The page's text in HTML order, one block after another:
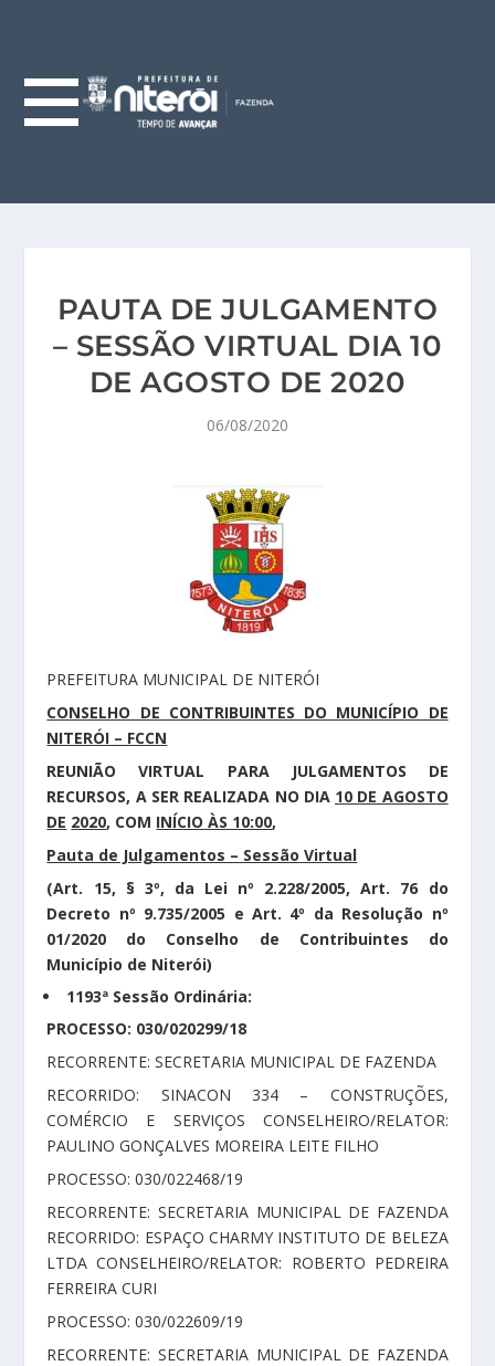
PAUTA DE JULGAMENTO
– SESSÃO VIRTUAL DIA 10
DE AGOSTO DE 2020
06/08/2020
PREFEITURA MUNICIPAL DE NITERÓI
CONSELHO DE CONTRIBUINTES DO MUNICÍPIO DE
NITERÓI – FCCN
REUNIÃO VIRTUAL PARA JULGAMENTOS DE
RECURSOS, A SER REALIZADA NO DIA 10 DE AGOSTO
DE 2020, COM INÍCIO ÀS 10:00,
Pauta de Julgamentos – Sessão Virtual
(Art. 15, § 3º, da Lei nº 2.228/2005, Art. 76 do
Decreto nº 9.735/2005 e Art. 4º da Resolução nº
01/2020 do Conselho de Contribuintes do
Município de Niterói)
1193ª Sessão Ordinária:
PROCESSO: 030/020299/18
RECORRENTE: SECRETARIA MUNICIPAL DE FAZENDA
RECORRIDO: SINACON 334 – CONSTRUÇÕES,
COMÉRCIO E SERVIÇOS CONSELHEIRO/RELATOR:
PAULINO GONÇALVES MOREIRA LEITE FILHO
PROCESSO: 030/022468/19
RECORRENTE: SECRETARIA MUNICIPAL DE FAZENDA
RECORRIDO: ESPAÇO CHARMY INSTITUTO DE BELEZA
LTDA CONSELHEIRO/RELATOR: ROBERTO PEDREIRA
FERREIRA CURI
PROCESSO: 030/022609/19
RECORRENTE: SECRETARIA MUNICIPAL DE FAZENDA